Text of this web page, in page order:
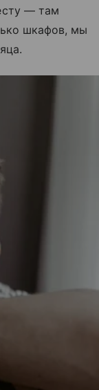
— там
шкафов, мы